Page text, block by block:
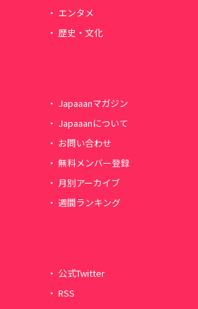
エンタメ
歴史・文化
Japaaanマガジン
Japaaanについて
お問い合わせ
無料メンバー登録
月別アーカイブ
週間ランキング
公式Twitter
RSS